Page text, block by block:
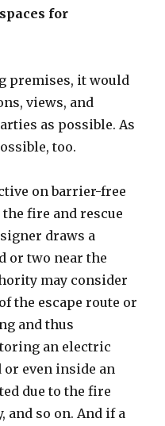
for
premises, it would
views, and
as possible. As
too.
on barrier-free
fire and rescue
draws a
or two near the
may consider
the escape route or
and thus
an electric
even inside an
due to the fire
and so on. And if a